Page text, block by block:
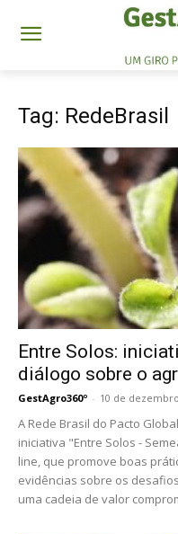
Tag: RedeBrasil
Entre Solos:
diálogo sobre o
GestAgro360º - 10 de
A Rede Brasil do Pacto
iniciativa "Entre Solos -
line, que promove boas
evidências sobre os
uma cadeia de valor